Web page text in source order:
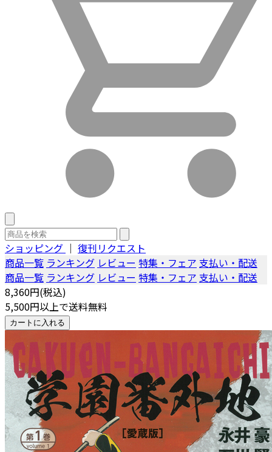
ショッピング ｜ 復刊リクエスト
商品一覧 ランキング レビュー 特集・フェア 支払い・配送
商品一覧 ランキング レビュー 特集・フェア 支払い・配送
8,360円(税込)
5,500円以上で送料無料
カートに入れる